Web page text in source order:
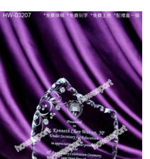
Skip
to
content